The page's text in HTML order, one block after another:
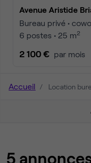
Avenue Aristide
Bureau privé •
6 postes • 25 m2
2 100 € par mois
Accueil Location
5